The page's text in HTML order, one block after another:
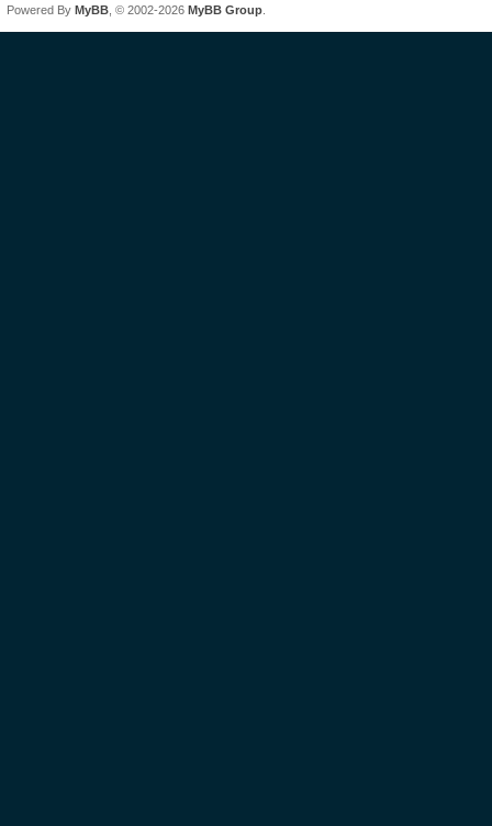
Powered By MyBB , © 2002-2026 MyBB Group